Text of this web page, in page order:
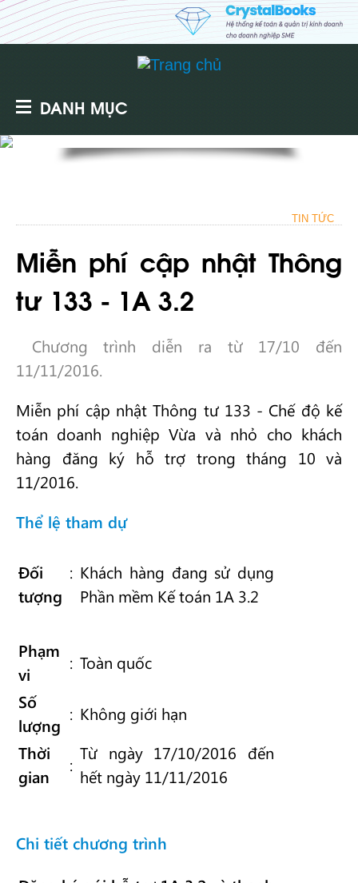
DANH MỤC
TIN TỨC
Miễn phí cập nhật Thông
tư 133 - 1A 3.2
Chương trình diễn ra từ 17/10 đến
11/11/2016.
Miễn phí cập nhật Thông tư 133 - Chế độ kế
toán doanh nghiệp Vừa và nhỏ cho khách
hàng đăng ký hỗ trợ trong tháng 10 và
11/2016.
Thể lệ tham dự
Đối
tượng
: Khách hàng đang sử dụng
Phần mềm Kế toán 1A 3.2
Phạm
vi
: Toàn quốc
Số
lượng
: Không giới hạn
Thời
gian
:
Từ ngày 17/10/2016 đến
hết ngày 11/11/2016
Chi tiết chương trình